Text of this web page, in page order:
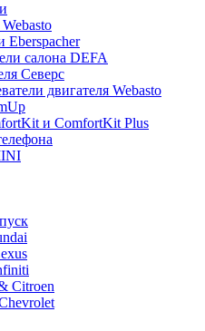
Eberspacher
салона DEFA
Северс
двигателя Webasto
и ComfortKit Plus
Citroen